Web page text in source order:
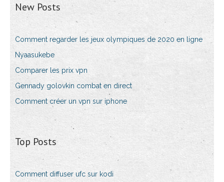
New Posts
Comment regarder les jeux olympiques de 2020 en ligne
Nyaasukebe
Comparer les prix vpn
Gennady golovkin combat en direct
Comment créer un vpn sur iphone
Top Posts
Comment diffuser ufc sur kodi